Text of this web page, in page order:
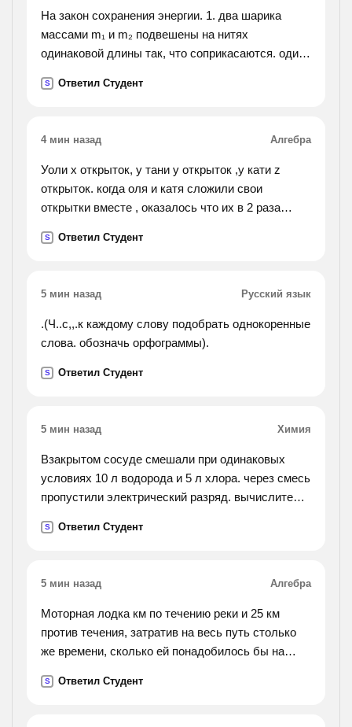
На закон сохранения энергии. 1. два шарика
массами m₁ и m₂ подвешены на нитях
одинаковой длины так, что соприкасаются. один
отпускают. происходит центральный удар
отклонятся шарики после удара? углы считать
малыми, удар - . 2. на аэросанях установлен
двигатель, развивающий одинаковую мощность
при равномерном движении по склону вверх,
горизонтальному пути. скорость при движении
установившегося движения по горизонтальному
пути. объясните, , кому не сложно)
S Ответил Студент
4 мин назад Алгебра
Уоли x открыток, у тани y открыток ,у кати z
открыток. когда оля и катя сложили свои
открытки вместе , оказалось что их в 2 раза
выражений ,предоставленных ниже,
S Ответил Студент
5 мин назад Русский язык
.(Ч..с,,.к каждому слову подобрать однокоренные
слова. обозначь орфограммы).
S Ответил Студент
5 мин назад Химия
Взакрытом сосуде смешали при одинаковых
условиях 10 л водорода и 5 л хлора. через смесь
пропустили электрический разряд. вычислите
взрыва смеси.
S Ответил Студент
5 мин назад Алгебра
Моторная лодка км по течению реки и 25 км
против течения, затратив на весь путь столько
же времени, сколько ей понадобилось бы на
скорость лодки в стоячей воде, если
S Ответил Студент